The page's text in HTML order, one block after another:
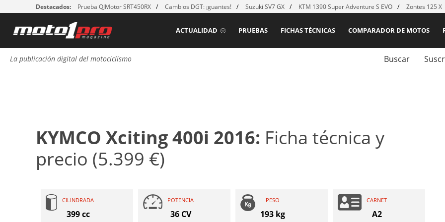
Destacados: Prueba QJMotor SRT450RX Cambios DGT: ¡guantes! Suzuki SV7 GX KTM 1390 Super Adventure S EVO Zontes 125 X
COMPARADOR DE MOTOS
FICHAS TÉCNICAS
PRUEBAS
ACTUALIDAD
La publicación digital del motociclismo Buscar
KYMCO Xciting 400i 2016: Ficha técnica y
precio (5.399 €)
CILINDRADA
399 cc
POTENCIA
36 CV
PESO
193 kg
CARNET
A2